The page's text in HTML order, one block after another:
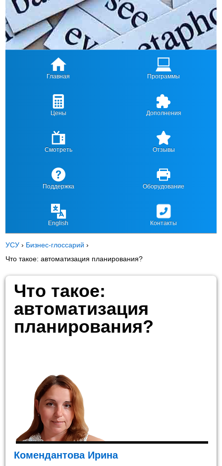
Главная Программы
Цены Дополнения
Смотреть Отзывы
Поддержка Оборудование
English Контакты
УСУ › Бизнес-глоссарий ›
Что такое: автоматизация планирования?
Что такое:
автоматизация
планирования?
Комендантова Ирина